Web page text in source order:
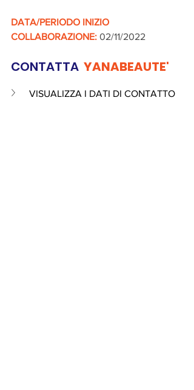
DATA/PERIODO INIZIO
COLLABORAZIONE: 02/11/2022
CONTATTA YANABEAUTE'
VISUALIZZA I DATI DI CONTATTO